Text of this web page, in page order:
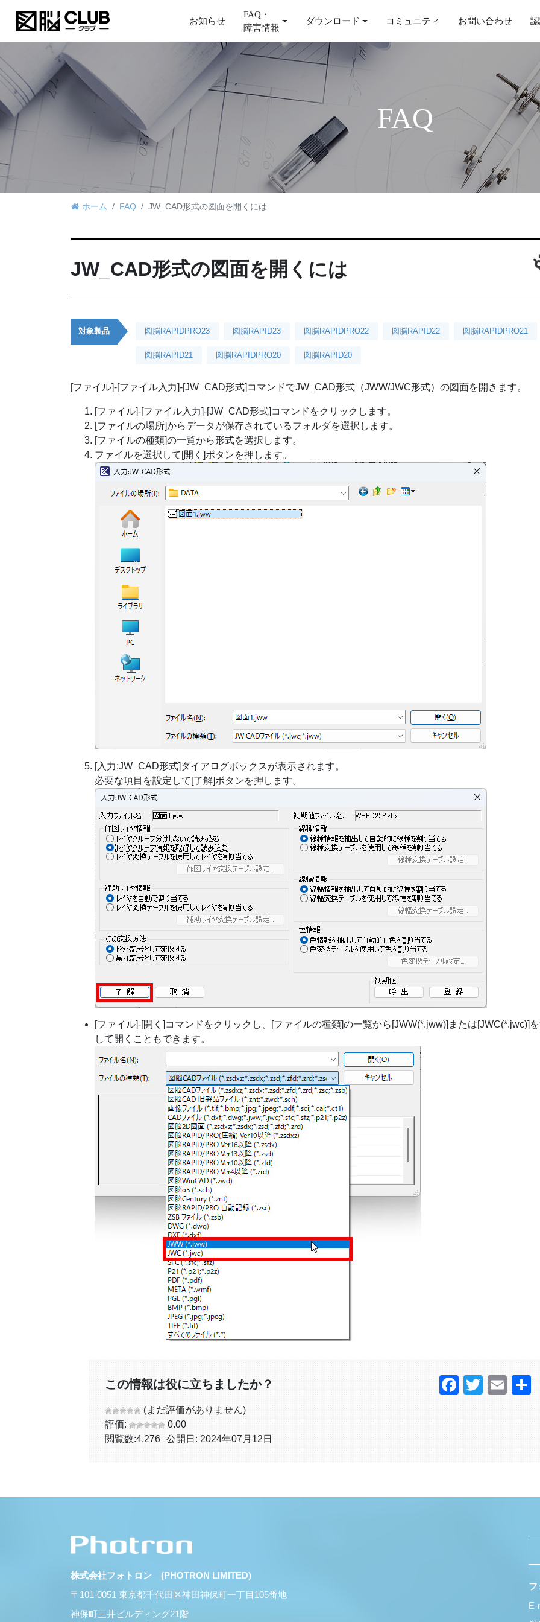
お知らせ
FAQ・
障害情報
ダウンロード コミュニティ お問い合わせ
FAQ
ホーム FAQ JW_CAD形式の図面を開くには
JW_CAD形式の図面を開くには
対象製品 図脳RAPIDPRO23 図脳RAPID23 図脳RAPIDPRO22 図脳RAPID22 図脳RAPIDPRO21
図脳RAPID21 図脳RAPIDPRO20 図脳RAPID20
[ファイル]-[ファイル入力]-[JW_CAD形式]コマンドでJW_CAD形式（JWW/JWC形式）の図面を開きます。
[ファイル]-[ファイル入力]-[JW_CAD形式]コマンドをクリックします。
[ファイルの場所]からデータが保存されているフォルダを選択します。
[ファイルの種類]の一覧から形式を選択します。
ファイルを選択して[開く]ボタンを押します。
[入力:JW_CAD形式]ダイアログボックスが表示されます。
必要な項目を設定して[了解]ボタンを押します。
[ファイル]-[開く]コマンドをクリックし、[ファイルの種類]の一覧から[JWW(*.jww)]または[JWC(*.jwc)]
して開くこともできます。
この情報は役に立ちましたか？
(まだ評価がありません)
評価:
0.00
閲覧数:4,276 公開日: 2024年07月12日
Twitter
株式会社フォトロン (PHOTRON LIMITED)
〒101-0051 東京都千代田区神田神保町一丁目105番地
神保町三井ビルディング21階
フ
E-